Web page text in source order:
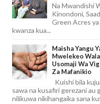
Na Mwandishi
Kinondoni,
Green Acres ya
kwanza kua...
Maisha Yangu
Mwelekeo
Usomaji Wa
Za Mafanikio
Kuishi bila
sawa na kusafiri gerezani au
nilikuwa nikihangaika sana